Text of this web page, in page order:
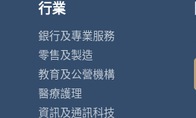
行業
銀行及專業服務
零售及製造
教育及公營機構
醫療護理
資訊及通訊科技